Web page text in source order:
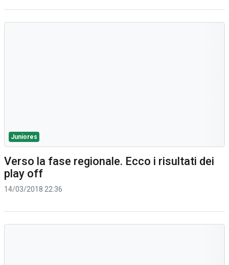
Juniores
Verso la fase regionale. Ecco i risultati dei
play off
14/03/2018 22:36